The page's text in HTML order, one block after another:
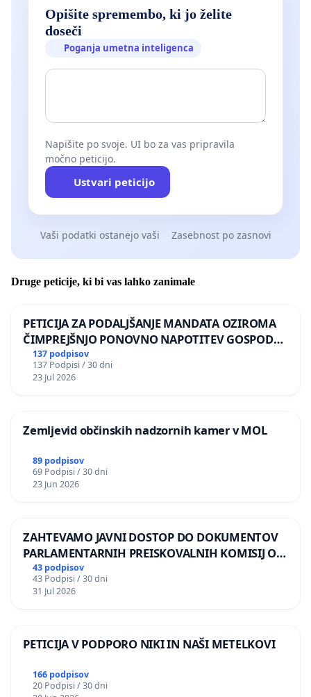
Opišite spremembo, ki jo želite
doseči
Poganja umetna inteligenca
Napišite po svoje. UI bo za vas pripravila
močno peticijo.
Ustvari peticijo
Vaši podatki ostanejo vaši Zasebnost po zasnovi
Druge peticije, ki bi vas lahko zanimale
PETICIJA ZA PODALJŠANJE MANDATA OZIROMA
ČIMPREJŠNJO PONOVNO NAPOTITEV GOSPODA
BERNARDA ŠRAJNERJA NA VELEPOSLANIŠTVO
REPUBLIKE SLOVENIJE V MOSKVI
137 podpisov
137 Podpisi / 30 dni
23 Jul 2026
Zemljevid občinskih nadzornih kamer v MOL
89 podpisov
69 Podpisi / 30 dni
23 Jun 2026
ZAHTEVAMO JAVNI DOSTOP DO DOKUMENTOV
PARLAMENTARNIH PREISKOVALNIH KOMISIJ O
ILEGALNI TRGOVINI Z OROŽJEM
43 podpisov
43 Podpisi / 30 dni
31 Jul 2026
PETICIJA V PODPORO NIKI IN NAŠI METELKOVI
166 podpisov
20 Podpisi / 30 dni